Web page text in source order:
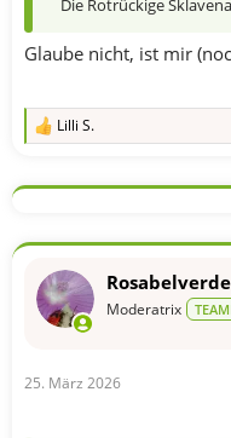
Glaube nicht, ist mir
R
k
o
e
n
Lilli S.
Rosabelverde
Moderatrix
25. März 2026